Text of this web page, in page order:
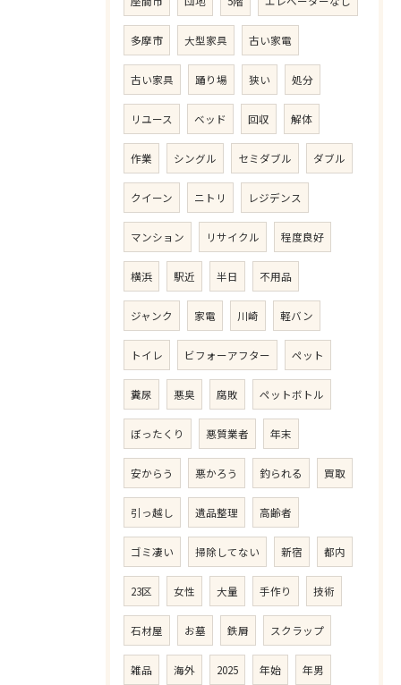
多摩市 大型家具 古い家電
古い家具 踊り場 狭い 処分
リユース ベッド 回収 解体
作業 シングル セミダブル ダブル
クイーン ニトリ レジデンス
マンション リサイクル 程度良好
横浜 駅近 半日 不用品
ジャンク 家電 川崎 軽バン
トイレ ビフォーアフター ペット
糞尿 悪臭 腐敗 ペットボトル
ぼったくり 悪質業者 年末
安からう 悪かろう 釣られる 買取
引っ越し 遺品整理 高齢者
ゴミ凄い 掃除してない 新宿 都内
23区 女性 大量 手作り 技術
石材屋 お墓 鉄屑 スクラップ
雑品 海外 2025 年始 年男